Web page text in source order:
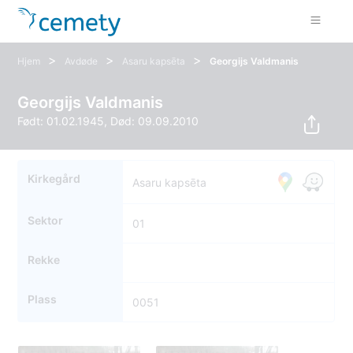
Hjem > Avdøde > Asaru kapsēta > Georgijs Valdmanis
Georgijs Valdmanis
Født: 01.02.1945, Død: 09.09.2010
Kirkegård Asaru kapsēta
Sektor 01
Rekke
Plass 0051